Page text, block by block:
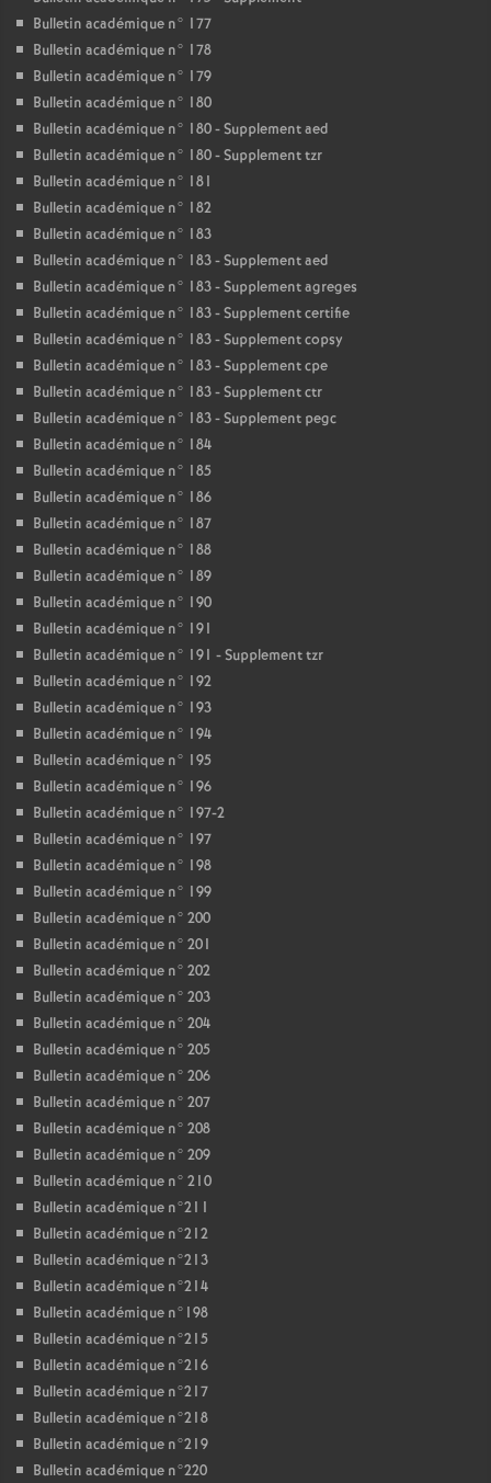
Bulletin académique n° 177
Bulletin académique n° 178
Bulletin académique n° 179
Bulletin académique n° 180
Bulletin académique n° 180 - Supplement aed
Bulletin académique n° 180 - Supplement tzr
Bulletin académique n° 181
Bulletin académique n° 182
Bulletin académique n° 183
Bulletin académique n° 183 - Supplement aed
Bulletin académique n° 183 - Supplement agreges
Bulletin académique n° 183 - Supplement certifie
Bulletin académique n° 183 - Supplement copsy
Bulletin académique n° 183 - Supplement cpe
Bulletin académique n° 183 - Supplement ctr
Bulletin académique n° 183 - Supplement pegc
Bulletin académique n° 184
Bulletin académique n° 185
Bulletin académique n° 186
Bulletin académique n° 187
Bulletin académique n° 188
Bulletin académique n° 189
Bulletin académique n° 190
Bulletin académique n° 191
Bulletin académique n° 191 - Supplement tzr
Bulletin académique n° 192
Bulletin académique n° 193
Bulletin académique n° 194
Bulletin académique n° 195
Bulletin académique n° 196
Bulletin académique n° 197-2
Bulletin académique n° 197
Bulletin académique n° 198
Bulletin académique n° 199
Bulletin académique n° 200
Bulletin académique n° 201
Bulletin académique n° 202
Bulletin académique n° 203
Bulletin académique n° 204
Bulletin académique n° 205
Bulletin académique n° 206
Bulletin académique n° 207
Bulletin académique n° 208
Bulletin académique n° 209
Bulletin académique n° 210
Bulletin académique n°211
Bulletin académique n°212
Bulletin académique n°213
Bulletin académique n°214
Bulletin académique n°198
Bulletin académique n°215
Bulletin académique n°216
Bulletin académique n°217
Bulletin académique n°218
Bulletin académique n°219
Bulletin académique n°220